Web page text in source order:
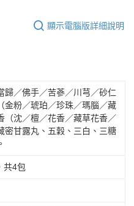
顯示電腦版詳細說明
歸／佛手／苦蔘／川芎／砂仁
金粉／琥珀／珍珠／瑪腦／藏
（沈／檀／花香／藏草花香／
密甘露丸、五穀、三白、三糖
共4包